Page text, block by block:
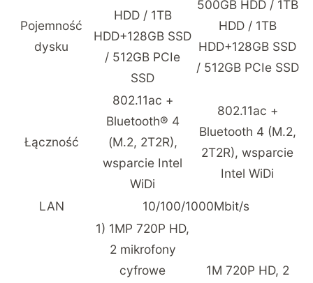
Pojemność
dysku
HDD / 1TB
HDD+128GB SSD
/ 512GB PCIe
SSD
500GB HDD / 1TB
HDD / 1TB
HDD+128GB SSD
/ 512GB PCIe SSD
Łączność
802.11ac +
Bluetooth® 4
(M.2, 2T2R),
wsparcie Intel
WiDi
802.11ac +
Bluetooth 4 (M.2,
2T2R), wsparcie
Intel WiDi
LAN 10/100/1000Mbit/s
1) 1MP 720P HD,
2 mikrofony
cyfrowe
1M 720P HD, 2